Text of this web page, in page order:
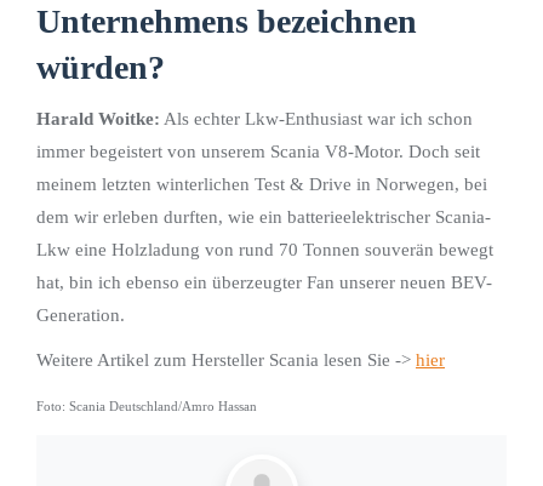
Unternehmens bezeichnen
würden?
Harald Woitke: Als echter Lkw-Enthusiast war ich schon
immer begeistert von unserem Scania V8-Motor. Doch seit
meinem letzten winterlichen Test & Drive in Norwegen, bei
dem wir erleben durften, wie ein batterieelektrischer Scania-
Lkw eine Holzladung von rund 70 Tonnen souverän bewegt
hat, bin ich ebenso ein überzeugter Fan unserer neuen BEV-
Generation.
Weitere Artikel zum Hersteller Scania lesen Sie -> hier
Foto: Scania Deutschland/Amro Hassan